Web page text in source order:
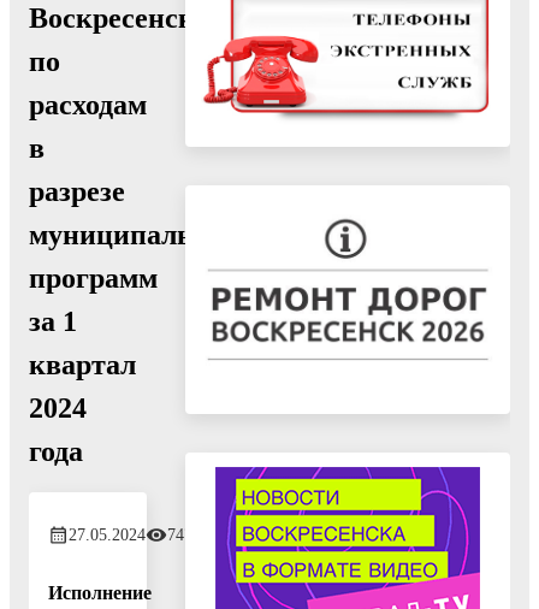
Воскресенск
по
расходам
в
разрезе
муниципальных
программ
за 1
квартал
2024
года
27.05.2024 747
Исполнение